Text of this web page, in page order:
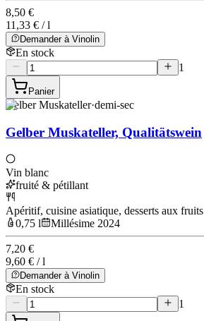
8,50 €
11,33 € / l
Demander à Vinolin
En stock
1
Panier
Gelber Muskateller·demi-sec
Gelber Muskateller, Qualitätswein
Vin blanc
fruité & pétillant
Apéritif, cuisine asiatique, desserts aux fruits
0,75 l
Millésime 2024
7,20 €
9,60 € / l
Demander à Vinolin
En stock
1